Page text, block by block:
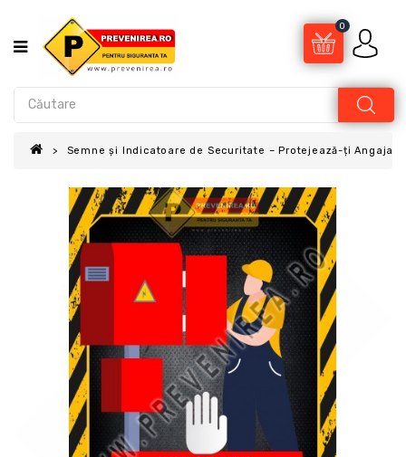
0
Semne și Indicatoare de Securitate – Protejează-ți